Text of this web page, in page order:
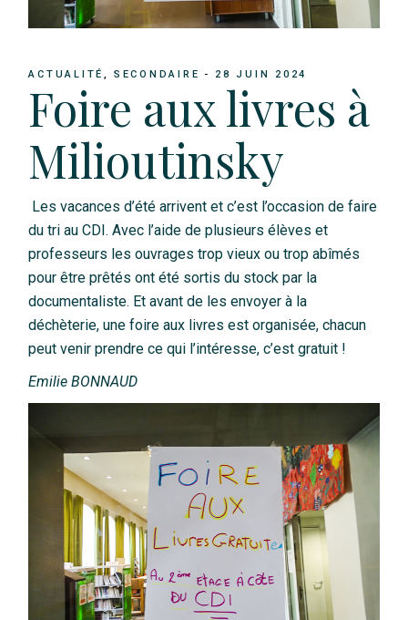
ACTUALITÉ SECONDAIRE 28 JUIN 2024
Foire aux livres à
Milioutinsky
Les vacances d’été arrivent et c’est l’occasion de faire
du tri au CDI. Avec l’aide de plusieurs élèves et
professeurs les ouvrages trop vieux ou trop abîmés
pour être prêtés ont été sortis du stock par la
documentaliste. Et avant de les envoyer à la
déchèterie, une foire aux livres est organisée, chacun
peut venir prendre ce qui l’intéresse, c’est gratuit !
Emilie BONNAUD